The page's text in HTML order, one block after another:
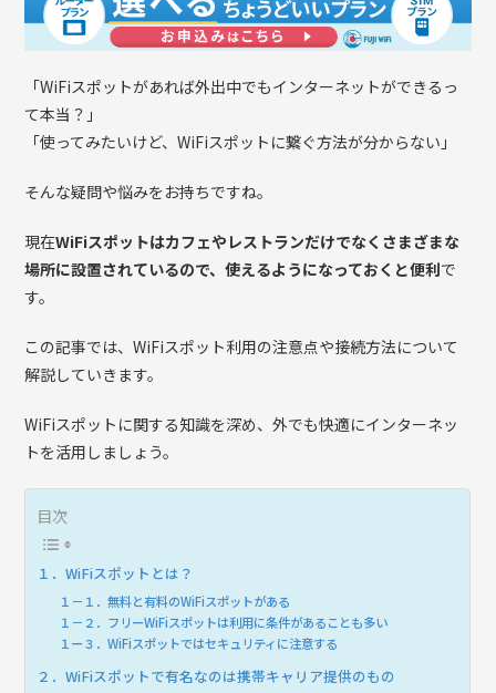
「WiFiスポットがあれば外出中でもインターネットができるっ
て本当？」
「使ってみたいけど、WiFiスポットに繋ぐ方法が分からない」
そんな疑問や悩みをお持ちですね。
現在WiFiスポットはカフェやレストランだけでなくさまざまな
場所に設置されているので、使えるようになっておくと便利で
す。
この記事では、WiFiスポット利用の注意点や接続方法について
解説していきます。
WiFiスポットに関する知識を深め、外でも快適にインターネッ
トを活用しましょう。
目次
１．WiFiスポットとは？
１－１．無料と有料のWiFiスポットがある
１－２．フリーWiFiスポットは利用に条件があることも多い
１ー３．WiFiスポットではセキュリティに注意する
２．WiFiスポットで有名なのは携帯キャリア提供のもの